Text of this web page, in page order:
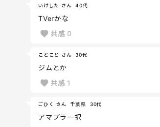
いけした さん 40代
TVerかな
共感 0
ことこと さん 30代
ジムとか
共感 1
ごひく さん 千葉県 30代
アマプラ一択